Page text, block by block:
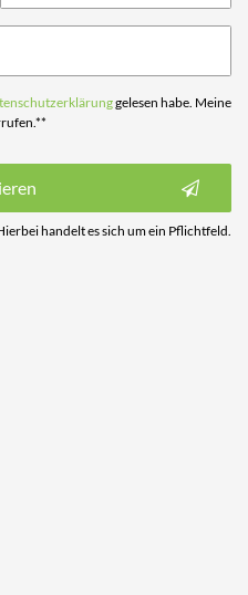
gelesen habe. Meine
handelt es sich um ein Pflichtfeld.